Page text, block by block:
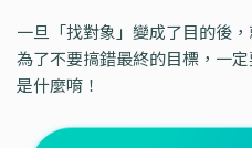
一旦「找對象」變成了目的後
為了不要搞錯最終的目標，一
是什麼唷！